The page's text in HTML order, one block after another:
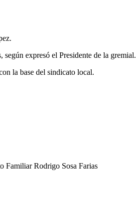
expresó el Presidente de la gremial.
la base del sindicato local.
Familiar Rodrigo Sosa Farias